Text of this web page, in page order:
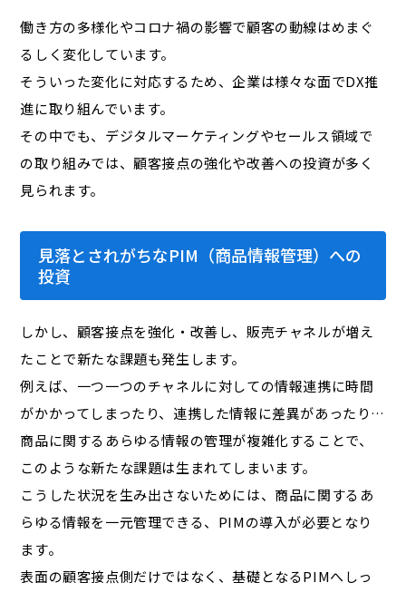
働き方の多様化やコロナ禍の影響で顧客の動線はめまぐ
るしく変化しています。
そういった変化に対応するため、企業は様々な面でDX推
進に取り組んでいます。
その中でも、デジタルマーケティングやセールス領域で
の取り組みでは、顧客接点の強化や改善への投資が多く
見られます。
見落とされがちなPIM（商品情報管理）への
投資
しかし、顧客接点を強化・改善し、販売チャネルが増え
たことで新たな課題も発生します。
例えば、一つ一つのチャネルに対しての情報連携に時間
がかかってしまったり、連携した情報に差異があったり…
商品に関するあらゆる情報の管理が複雑化することで、
このような新たな課題は生まれてしまいます。
こうした状況を生み出さないためには、商品に関するあ
らゆる情報を一元管理できる、PIMの導入が必要となり
ます。
表面の顧客接点側だけではなく、基礎となるPIMへしっ